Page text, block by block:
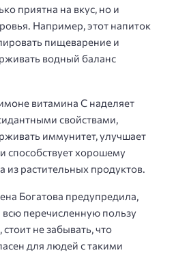
приятна на вкус, но и
Например, этот напиток
пищеварение и
водный баланс
витамина С наделяет
свойствами,
иммунитет, улучшает
способствует хорошему
из растительных продуктов.
Богатова предупредила,
всю перечисленную пользу
не забывать, что
для людей с такими